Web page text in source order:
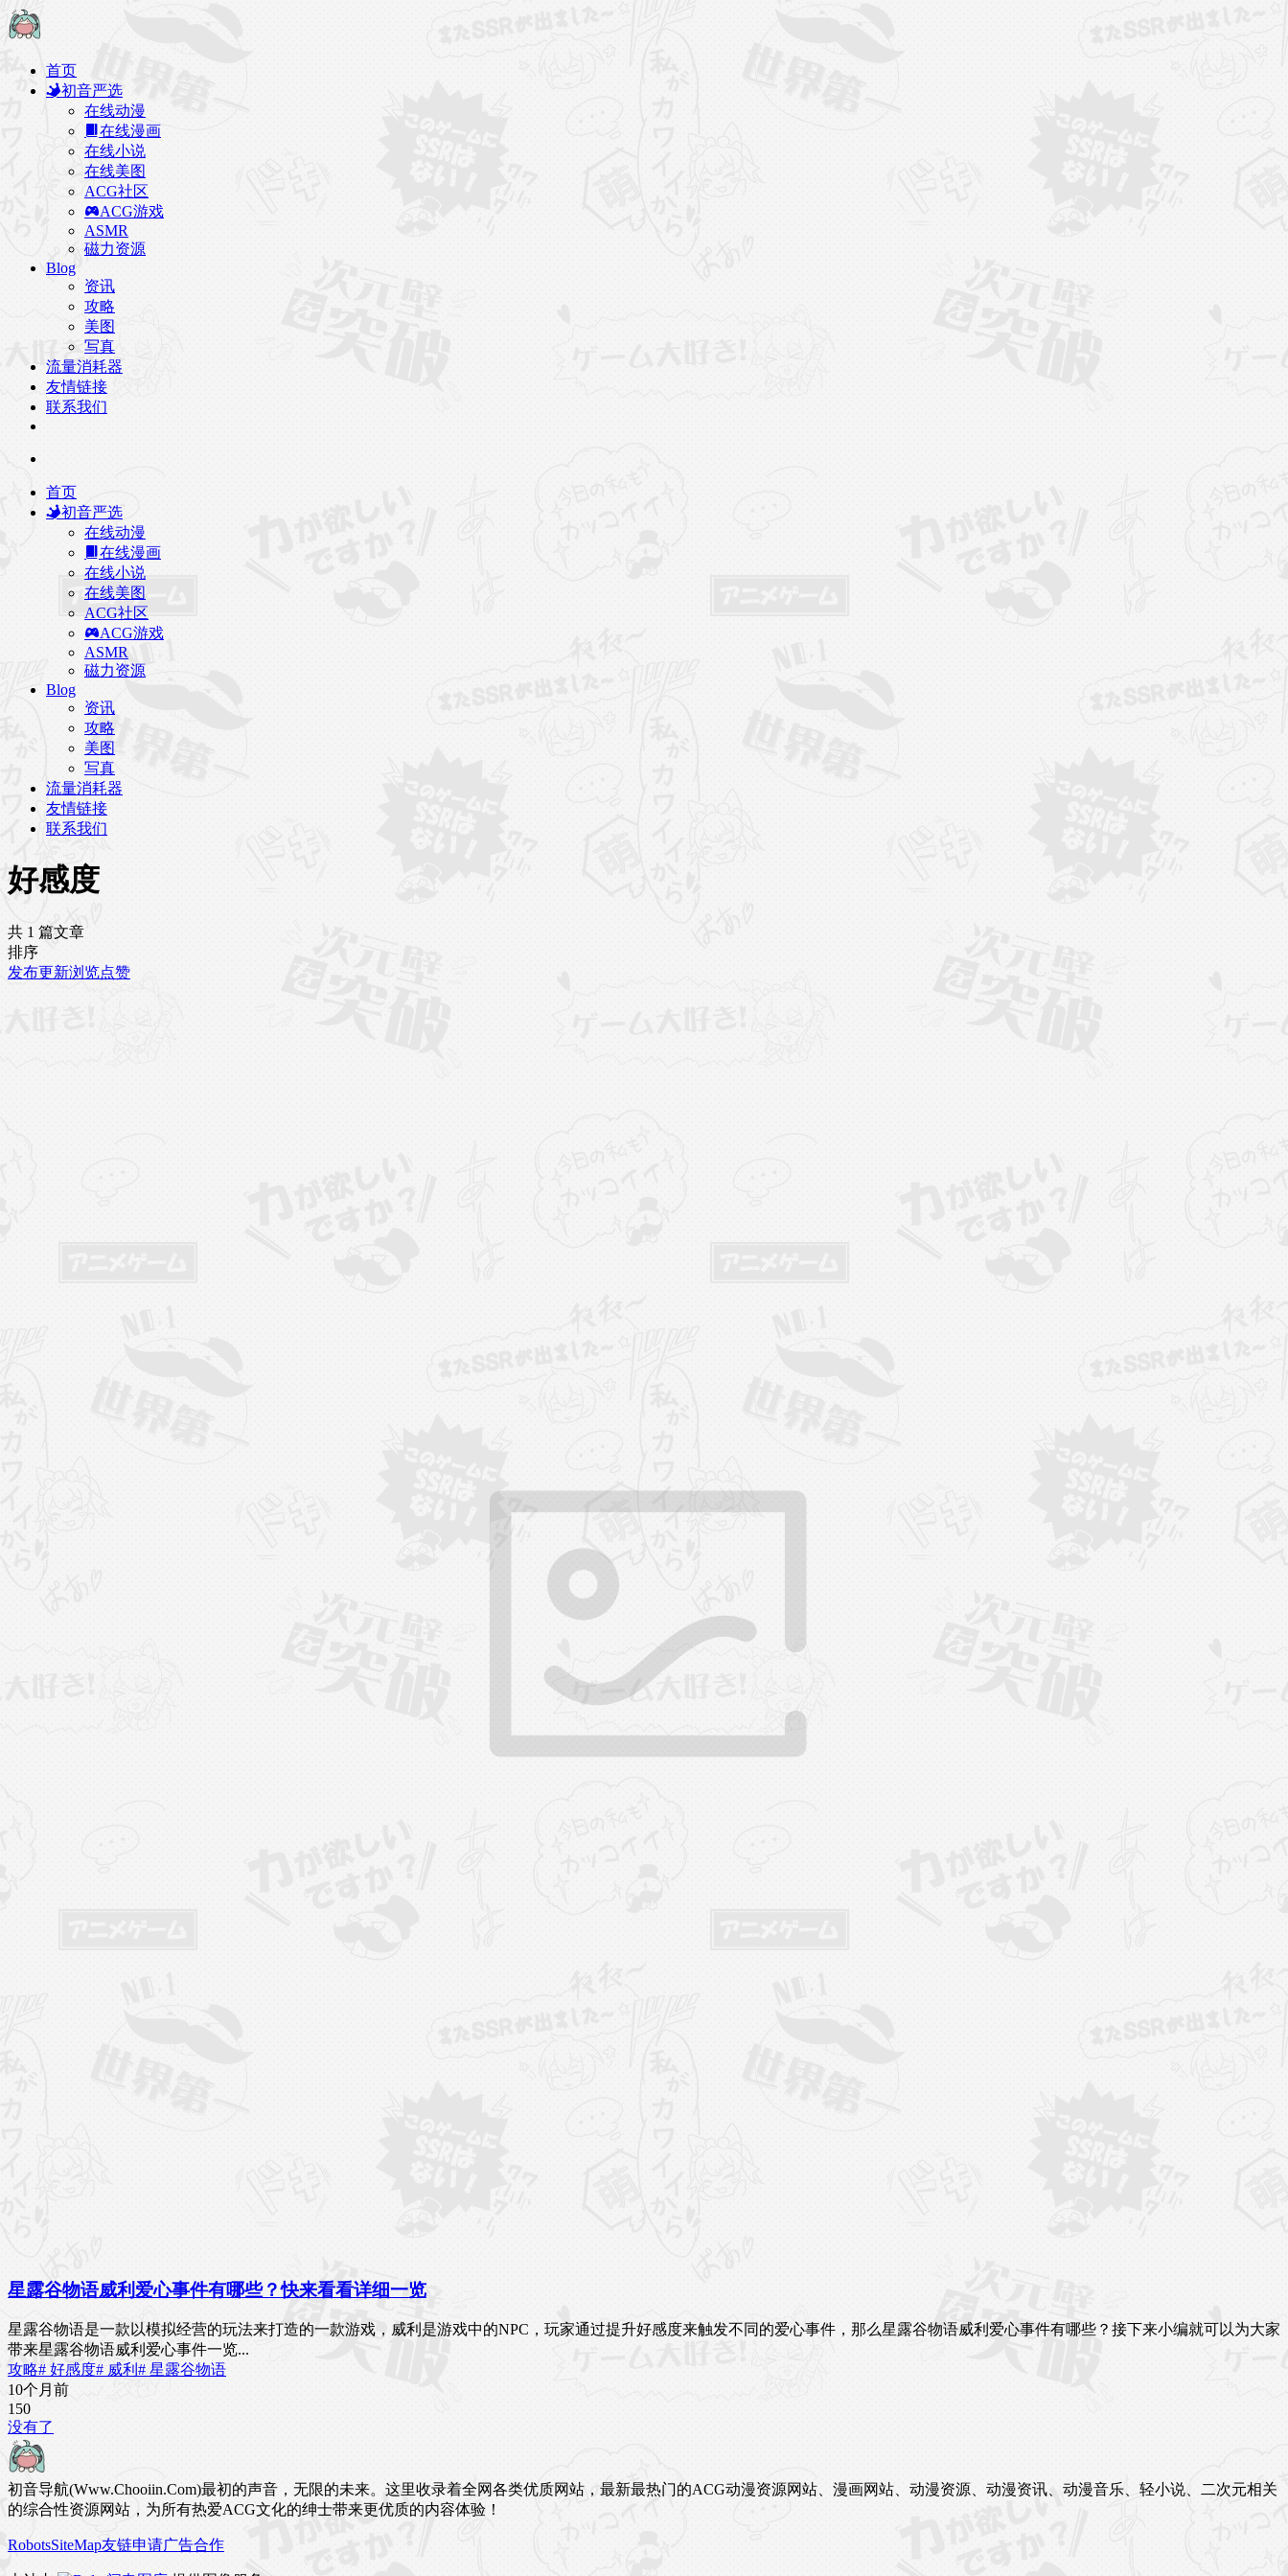
首页
初音严选
在线动漫
在线漫画
在线小说
在线美图
ACG社区
ACG游戏
ASMR
磁力资源
Blog
资讯
攻略
美图
写真
流量消耗器
友情链接
联系我们
首页
初音严选
在线动漫
在线漫画
在线小说
在线美图
ACG社区
ACG游戏
ASMR
磁力资源
Blog
资讯
攻略
美图
写真
流量消耗器
友情链接
联系我们
好感度
共 1 篇文章
排序
发布更新浏览点赞
星露谷物语威利爱心事件有哪些？快来看看详细一览
星露谷物语是一款以模拟经营的玩法来打造的一款游戏，威利是游戏中的NPC，玩家通过提升好感度来触发不同的爱心事件，那么星露谷物语威利爱心事件有哪些？接下来小编就可以为大家
带来星露谷物语威利爱心事件一览...
攻略# 好感度# 威利 # 星露谷物语
10个月前
150
没有了
初音导航(Www.Chooiin.Com)最初的声音，无限的未来。这里收录着全网各类优质网站，最新最热门的ACG动漫资源网站、漫画网站、动漫资源、动漫资讯、动漫音乐、轻小说、二次元相关
的综合性资源网站，为所有热爱ACG文化的绅士带来更优质的内容体验！
RobotsSiteMap友链申请广告合作